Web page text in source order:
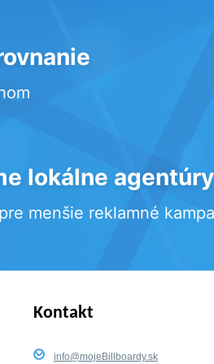
lokálne agentúry
menšie reklamné
Kontakt
info@mojeBillboardy.sk